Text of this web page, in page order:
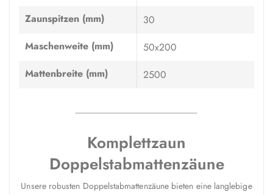
Zaunspitzen (mm)
30
Maschenweite (mm)
50x200
Mattenbreite (mm)
2500
Komplettzaun
Doppelstabmattenzäune
Unsere robusten Doppelstabmattenzäune bieten eine langlebige